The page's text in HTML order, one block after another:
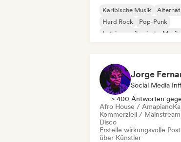
Karibische Musik
Hard Rock
Pop-Punk
Lateinamerikanische Musik
Jorge
Social Media
> 400 Antworten
Afro House / Amapiano
Kommerziell / Mainstream
Disco
Erstelle wirkungsvolle
über Künstler